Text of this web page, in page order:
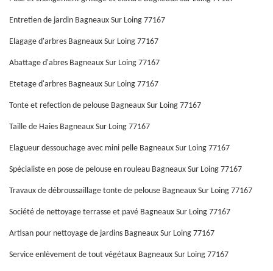
Entretien de jardin Bagneaux Sur Loing 77167
Elagage d'arbres Bagneaux Sur Loing 77167
Abattage d'abres Bagneaux Sur Loing 77167
Etetage d'arbres Bagneaux Sur Loing 77167
Tonte et refection de pelouse Bagneaux Sur Loing 77167
Taille de Haies Bagneaux Sur Loing 77167
Elagueur dessouchage avec mini pelle Bagneaux Sur Loing 77167
Spécialiste en pose de pelouse en rouleau Bagneaux Sur Loing 77167
Travaux de débroussaillage tonte de pelouse Bagneaux Sur Loing 77167
Société de nettoyage terrasse et pavé Bagneaux Sur Loing 77167
Artisan pour nettoyage de jardins Bagneaux Sur Loing 77167
Service enlèvement de tout végétaux Bagneaux Sur Loing 77167